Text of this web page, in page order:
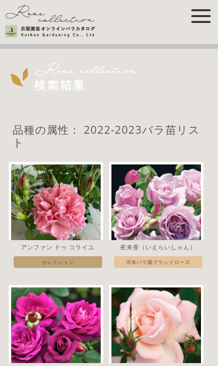
品種の属性： 2022-2023バラ苗リス
ト
アンファン ドゥ コライユ
セレクション
夜来香（いえらいしゃん）
河本バラ園ブランドローズ